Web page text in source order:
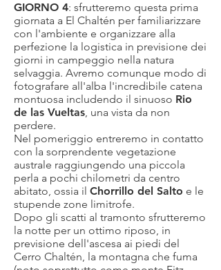
GIORNO 4: sfrutteremo questa prima
giornata a El Chaltén per familiarizzare
con l'ambiente e organizzare alla
perfezione la logistica in previsione dei
giorni in campeggio nella natura
selvaggia. Avremo comunque modo di
fotografare all'alba l'incredibile catena
montuosa includendo il sinuoso Rio
de las Vueltas, una vista da non
perdere.
Nel pomeriggio entreremo in contatto
con la sorprendente vegetazione
australe raggiungendo una piccola
perla a pochi chilometri da centro
abitato, ossia il Chorrillo del Salto e le
stupende zone limitrofe.
Dopo gli scatti al tramonto sfrutteremo
la notte per un ottimo riposo, in
previsione dell'ascesa ai piedi del
Cerro Chaltén, la montagna che fuma